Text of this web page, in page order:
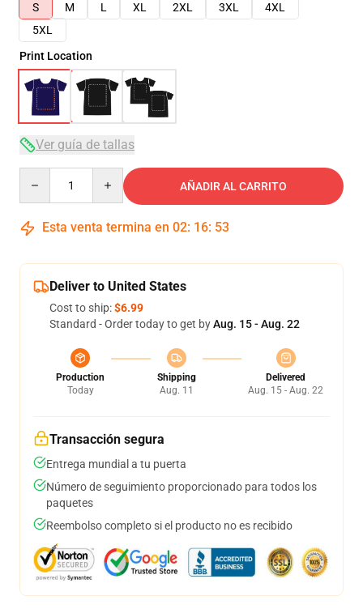
S
M L XL 2XL 3XL
4XL
5XL
Print Location
Ver guía de tallas
AÑADIR AL CARRITO
Esta venta termina en 02: 16: 53
Deliver to United States
Cost to ship:$6.99
Standard - Order today to get byAug. 15 - Aug. 22
Production
Today
Shipping
Aug. 11
Delivered
Aug. 15 - Aug. 22
Transacción segura
Entrega mundial a tu puerta
Número de seguimiento proporcionado para todos los
paquetes
Reembolso completo si el producto no es recibido